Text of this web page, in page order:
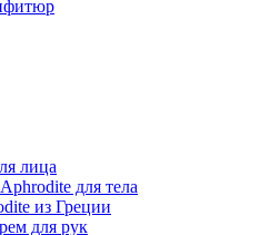
лица
для тела
из Греции
для рук